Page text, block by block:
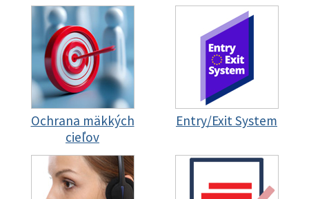
Ochrana mäkkých
cieľov
Entry/Exit System